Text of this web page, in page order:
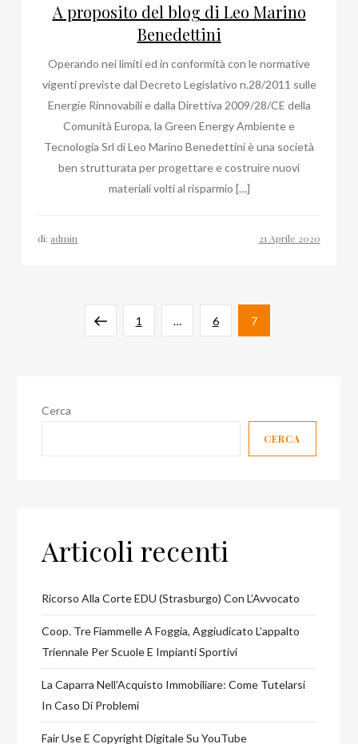
A proposito del blog di Leo Marino
Benedettini
Operando nei limiti ed in conformità con le normative
vigenti previste dal Decreto Legislativo n.28/2011 sulle
Energie Rinnovabili e dalla Direttiva 2009/28/CE della
Comunità Europa, la Green Energy Ambiente e
Tecnologia Srl di Leo Marino Benedettini è una società
ben strutturata per progettare e costruire nuovi
materiali volti al risparmio […]
di: admin
Paginazione
articoli
PaginaPagina
1 … Pagina
6 Pagina
7
Cerca
CERCA
Articoli recenti
Ricorso Alla Corte EDU (Strasburgo) Con L’Avvocato
Coop. Tre Fiammelle A Foggia, Aggiudicato L’appalto
Triennale Per Scuole E Impianti Sportivi
La Caparra Nell’Acquisto Immobiliare: Come Tutelarsi
In Caso Di Problemi
Fair Use E Copyright Digitale Su YouTube